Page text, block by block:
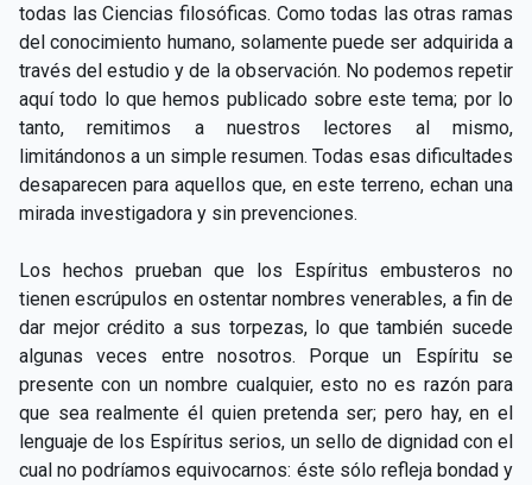
todas las Ciencias filosóficas. Como todas las otras ramas
del conocimiento humano, solamente puede ser adquirida a
través del estudio y de la observación. No podemos repetir
aquí todo lo que hemos publicado sobre este tema; por lo
tanto, remitimos a nuestros lectores al mismo,
limitándonos a un simple resumen. Todas esas dificultades
desaparecen para aquellos que, en este terreno, echan una
mirada investigadora y sin prevenciones.
Los hechos prueban que los Espíritus embusteros no
tienen escrúpulos en ostentar nombres venerables, a fin de
dar mejor crédito a sus torpezas, lo que también sucede
algunas veces entre nosotros. Porque un Espíritu se
presente con un nombre cualquier, esto no es razón para
que sea realmente él quien pretenda ser; pero hay, en el
lenguaje de los Espíritus serios, un sello de dignidad con el
cual no podríamos equivocarnos: éste sólo refleja bondad y